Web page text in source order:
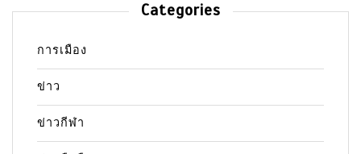
Categories
การเมือง
ข่าว
ข่าวกีฬา